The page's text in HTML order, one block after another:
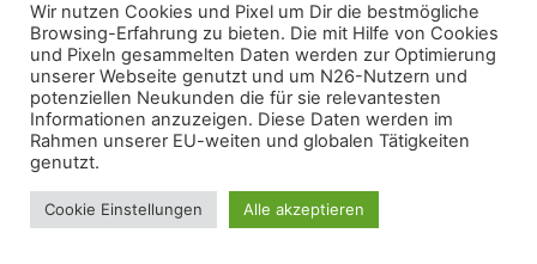
Wir nutzen Cookies und Pixel um Dir die bestmögliche
Browsing-Erfahrung zu bieten. Die mit Hilfe von Cookies
und Pixeln gesammelten Daten werden zur Optimierung
unserer Webseite genutzt und um N26-Nutzern und
potenziellen Neukunden die für sie relevantesten
Informationen anzuzeigen. Diese Daten werden im
Rahmen unserer EU-weiten und globalen Tätigkeiten
genutzt.
Cookie Einstellungen Alle akzeptieren